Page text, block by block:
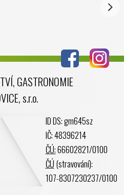
GASTRONOMIE
s.r.o.
ID DS: gm645sz
IČ: 48396214
ČÚ:66602821/0100
ČÚ (stravování):
107-8307230237/0100